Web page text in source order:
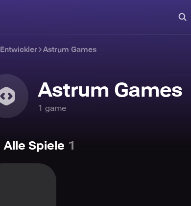
Entwickler Astrum Games
Astrum Games
1 game
Alle Spiele 1